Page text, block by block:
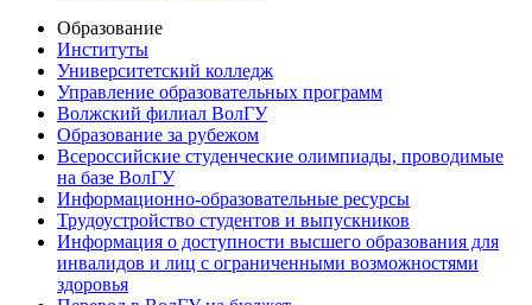
Образование
Институты
Университетский колледж
Управление образовательных программ
Волжский филиал ВолГУ
Образование за рубежом
Всероссийские студенческие олимпиады, проводимые
на базе ВолГУ
Информационно-образовательные ресурсы
Трудоустройство студентов и выпускников
Информация о доступности высшего образования для
инвалидов и лиц с ограниченными возможностями
здоровья